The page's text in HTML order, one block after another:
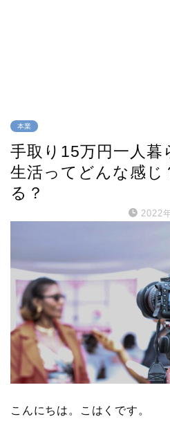
本業
手取り15万円一人暮
生活ってどんな感じ
る？
2022
こんにちは。こはくです。